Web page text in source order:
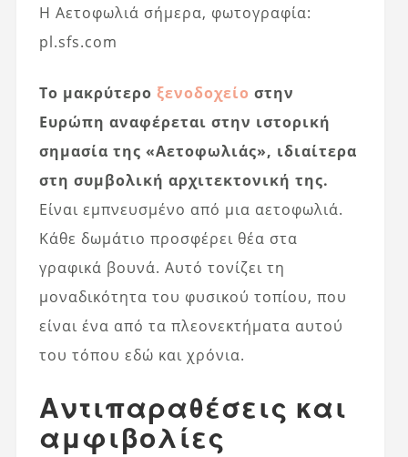
Η Αετοφωλιά σήμερα, φωτογραφία:
pl.sfs.com
Το μακρύτερο ξενοδοχείο στην
Ευρώπη αναφέρεται στην ιστορική
σημασία της «Αετοφωλιάς», ιδιαίτερα
στη συμβολική αρχιτεκτονική της.
Είναι εμπνευσμένο από μια αετοφωλιά.
Κάθε δωμάτιο προσφέρει θέα στα
γραφικά βουνά. Αυτό τονίζει τη
μοναδικότητα του φυσικού τοπίου, που
είναι ένα από τα πλεονεκτήματα αυτού
του τόπου εδώ και χρόνια.
Αντιπαραθέσεις και
αμφιβολίες